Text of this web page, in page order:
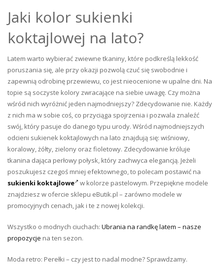
Jaki kolor sukienki
koktajlowej na lato?
Latem warto wybierać zwiewne tkaniny, które podkreślą lekkość
poruszania się, ale przy okazji pozwolą czuć się swobodnie i
zapewnią odrobinę przewiewu, co jest nieocenione w upalne dni. Na
topie są soczyste kolory zwracające na siebie uwagę. Czy można
wśród nich wyróżnić jeden najmodniejszy? Zdecydowanie nie. Każdy
z nich ma w sobie coś, co przyciąga spojrzenia i pozwala znaleźć
swój, który pasuje do danego typu urody. Wśród najmodniejszych
odcieni sukienek koktajlowych na lato znajdują się: wiśniowy,
koralowy, żółty, zielony oraz fioletowy. Zdecydowanie króluje
tkanina dająca perłowy połysk, który zachwyca elegancją. Jeżeli
poszukujesz czegoś mniej efektownego, to polecam postawić na
sukienki koktajlowe
w kolorze pastelowym. Przepiękne modele
znajdziesz w ofercie sklepu eButik.pl – zarówno modele w
promocyjnych cenach, jak i te z nowej kolekcji.
Wszystko o modnych ciuchach: Ubrania na randkę latem – nasze
propozycje na ten sezon.
Moda retro: Perełki – czy jest to nadal modne? Sprawdzamy.